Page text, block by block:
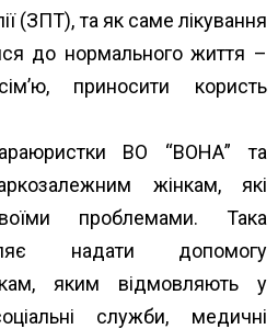
(ЗПТ), та як саме лікування
до нормального життя –
приносити користь
ВО “ВОНА” та
жінкам, які
проблемами. Така
надати допомогу
яким відмовляють у
служби, медичні